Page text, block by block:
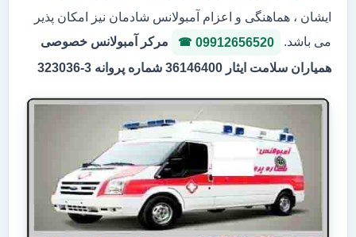
ایشان ، هماهنگی و اعزام آمبولانس شادمان نیز امکان پذیر
می باشد.
09912656520
مرکر آمبولانس خصوصی
همیاران سلامت ایثار 36146400 شماره پروانه 3-323036